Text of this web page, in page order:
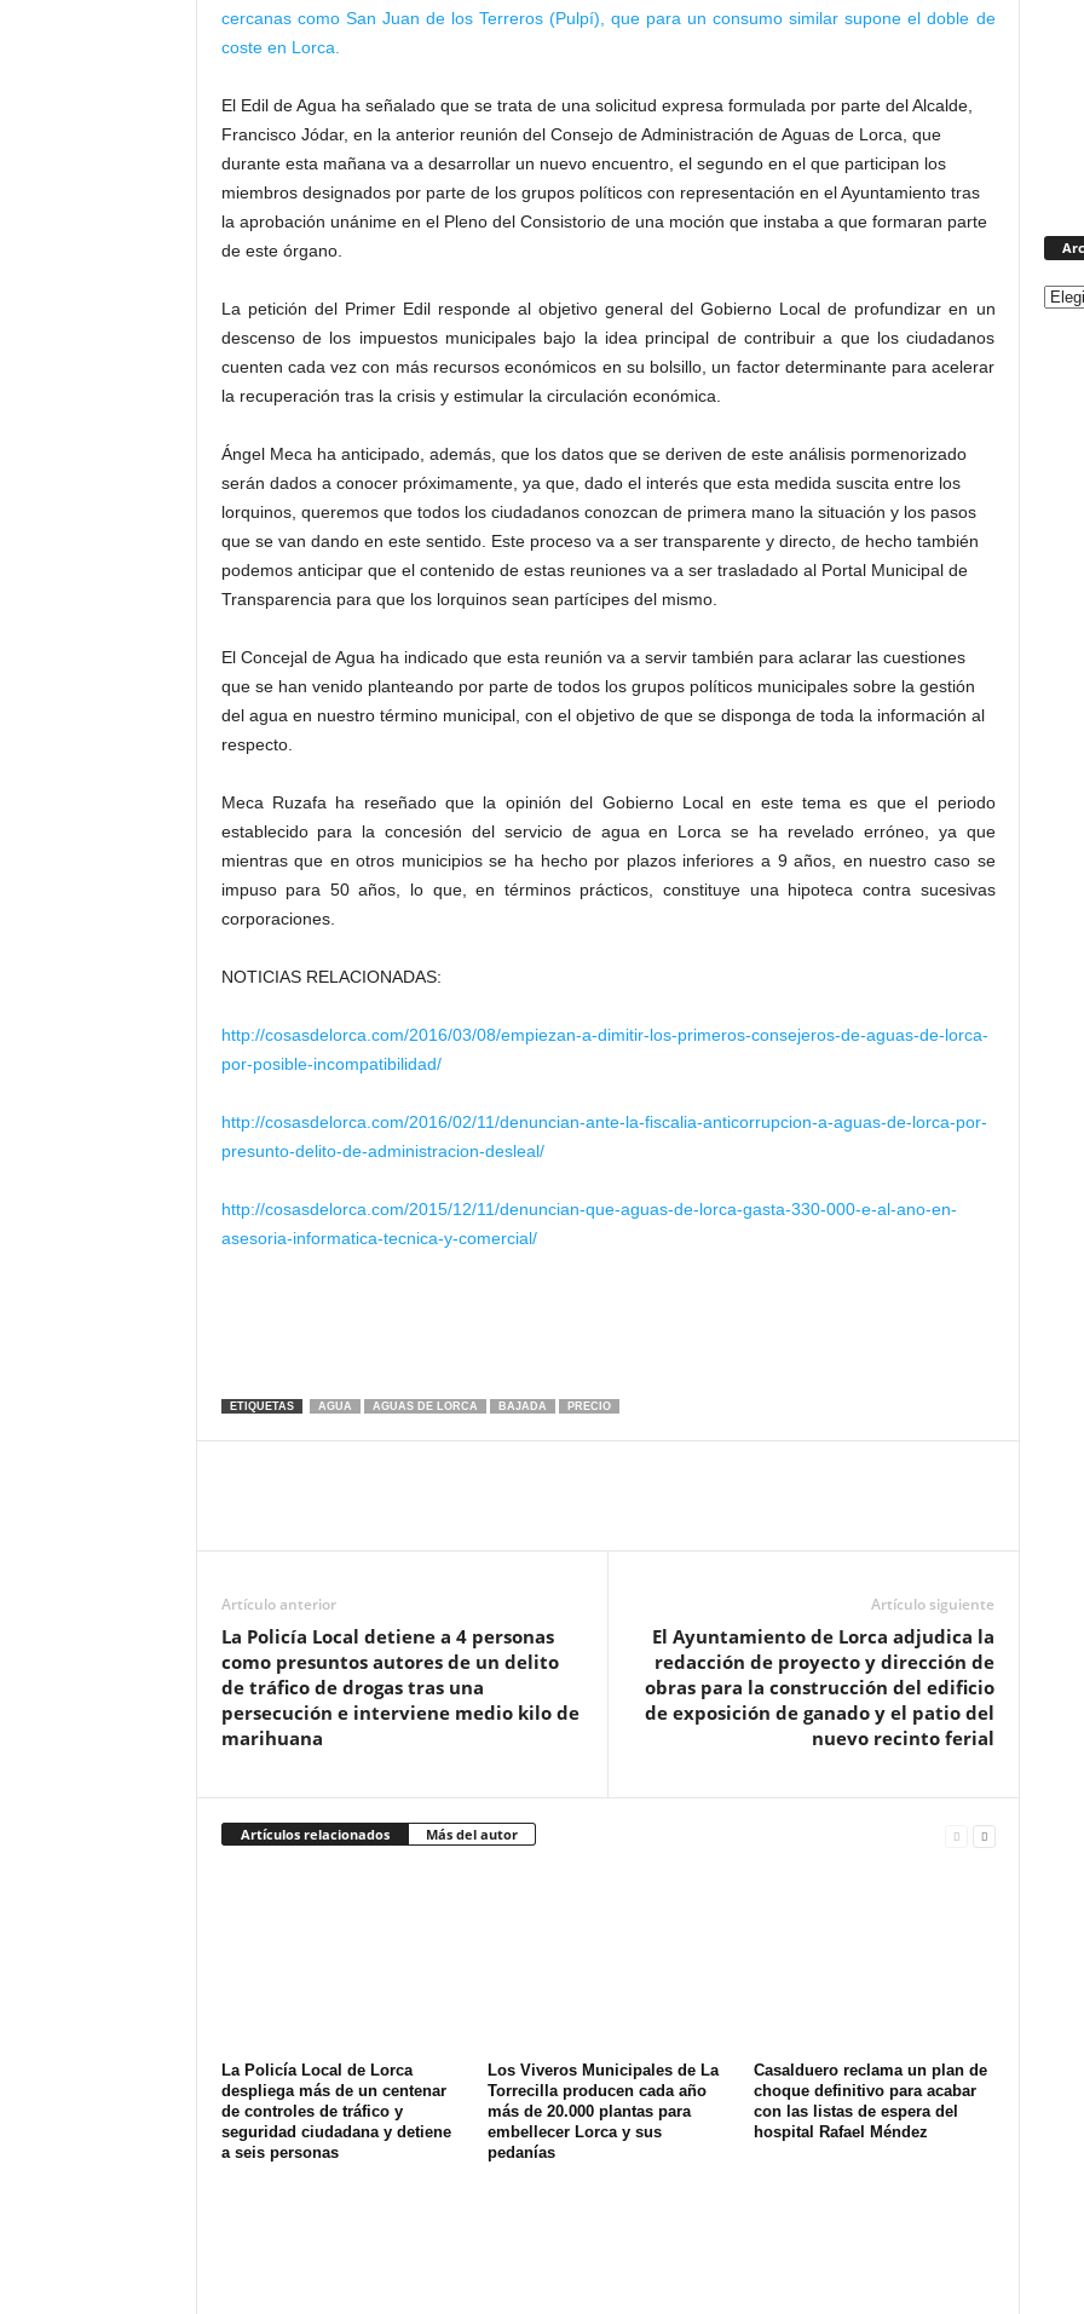
cercanas como San Juan de los Terreros (Pulpí), que para un consumo similar supone el doble de
coste en Lorca.
El Edil de Agua ha señalado que se trata de una solicitud expresa formulada por parte del Alcalde,
Francisco Jódar, en la anterior reunión del Consejo de Administración de Aguas de Lorca, que
durante esta mañana va a desarrollar un nuevo encuentro, el segundo en el que participan los
miembros designados por parte de los grupos políticos con representación en el Ayuntamiento tras
la aprobación unánime en el Pleno del Consistorio de una moción que instaba a que formaran parte
de este órgano.
La petición del Primer Edil responde al objetivo general del Gobierno Local de profundizar en un
descenso de los impuestos municipales bajo la idea principal de contribuir a que los ciudadanos
cuenten cada vez con más recursos económicos en su bolsillo, un factor determinante para acelerar
la recuperación tras la crisis y estimular la circulación económica.
Ángel Meca ha anticipado, además, que los datos que se deriven de este análisis pormenorizado
serán dados a conocer próximamente, ya que, dado el interés que esta medida suscita entre los
lorquinos, queremos que todos los ciudadanos conozcan de primera mano la situación y los pasos
que se van dando en este sentido. Este proceso va a ser transparente y directo, de hecho también
podemos anticipar que el contenido de estas reuniones va a ser trasladado al Portal Municipal de
Transparencia para que los lorquinos sean partícipes del mismo.
El Concejal de Agua ha indicado que esta reunión va a servir también para aclarar las cuestiones
que se han venido planteando por parte de todos los grupos políticos municipales sobre la gestión
del agua en nuestro término municipal, con el objetivo de que se disponga de toda la información al
respecto.
Meca Ruzafa ha reseñado que la opinión del Gobierno Local en este tema es que el periodo
establecido para la concesión del servicio de agua en Lorca se ha revelado erróneo, ya que
mientras que en otros municipios se ha hecho por plazos inferiores a 9 años, en nuestro caso se
impuso para 50 años, lo que, en términos prácticos, constituye una hipoteca contra sucesivas
corporaciones.
NOTICIAS RELACIONADAS:
http://cosasdelorca.com/2016/03/08/empiezan-a-dimitir-los-primeros-consejeros-de-aguas-de-lorca-
por-posible-incompatibilidad/
http://cosasdelorca.com/2016/02/11/denuncian-ante-la-fiscalia-anticorrupcion-a-aguas-de-lorca-por-
presunto-delito-de-administracion-desleal/
http://cosasdelorca.com/2015/12/11/denuncian-que-aguas-de-lorca-gasta-330-000-e-al-ano-en-
asesoria-informatica-tecnica-y-comercial/
ETIQUETAS AGUA AGUAS DE LORCA BAJADA PRECIO
Artículo anterior
La Policía Local detiene a 4 personas
como presuntos autores de un delito
de tráfico de drogas tras una
persecución e interviene medio kilo de
marihuana
Artículo siguiente
El Ayuntamiento de Lorca adjudica la
redacción de proyecto y dirección de
obras para la construcción del edificio
de exposición de ganado y el patio del
nuevo recinto ferial
Artículos relacionados Más del autor
La Policía Local de Lorca
despliega más de un centenar
de controles de tráfico y
seguridad ciudadana y detiene
a seis personas
Los Viveros Municipales de La
Torrecilla producen cada año
más de 20.000 plantas para
embellecer Lorca y sus
pedanías
Casalduero reclama un plan de
choque definitivo para acabar
con las listas de espera del
hospital Rafael Méndez